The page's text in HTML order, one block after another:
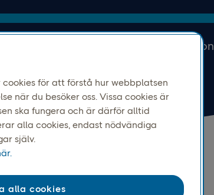
och annan finansiell information
för att förstå hur webbplatsen
när du besöker oss. Vissa cookies är
ska fungera och är därför alltid
alla cookies, endast nödvändiga
själv.
alla cookies